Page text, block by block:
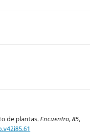
de plantas.Encuentro,85,